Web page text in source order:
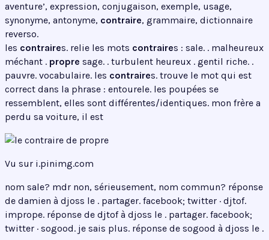
aventure’, expression, conjugaison, exemple, usage,
synonyme, antonyme, contraire, grammaire, dictionnaire
reverso.
les contraires. relie les mots contraires : sale. . malheureux
méchant . propre sage. . turbulent heureux . gentil riche. .
pauvre. vocabulaire. les contraires. trouve le mot qui est
correct dans la phrase : entourele. les poupées se
ressemblent, elles sont différentes/identiques. mon frère a
perdu sa voiture, il est
Vu sur i.pinimg.com
nom sale? mdr non, sérieusement, nom commun? réponse
de damien à djoss le . partager. facebook; twitter · djtof.
imprope. réponse de djtof à djoss le . partager. facebook;
twitter · sogood. je sais plus. réponse de sogood à djoss le .